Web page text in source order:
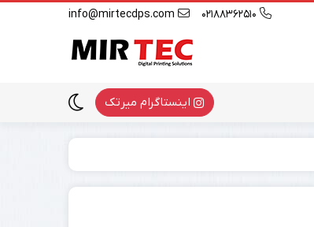
اینستاگرام میرتک